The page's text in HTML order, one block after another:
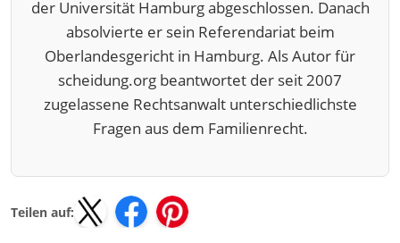
der Universität Hamburg abgeschlossen. Danach
absolvierte er sein Referendariat beim
Oberlandesgericht in Hamburg. Als Autor für
scheidung.org beantwortet der seit 2007
zugelassene Rechtsanwalt unterschiedlichste
Fragen aus dem Familienrecht.
Teilen auf: